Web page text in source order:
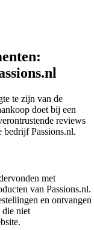
te zijn van de
doet bij een
reviews
bedrijf Passions.nl.
met
van Passions.nl.
en ontvangen
die niet